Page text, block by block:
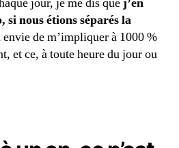
jour, je me dis quej’en
si nous étions séparés la
envie de m’impliquer à 1000 %
et ce, à toute heure du jour ou